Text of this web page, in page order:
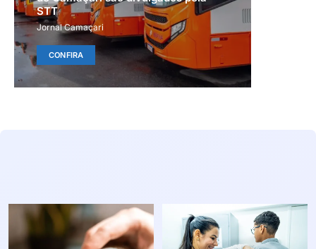
STT
Jornal Camaçari
CONFIRA